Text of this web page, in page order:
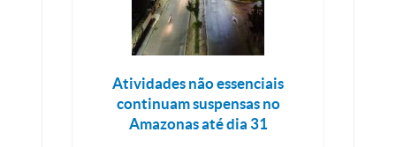
Atividades não essenciais
continuam suspensas no
Amazonas até dia 31